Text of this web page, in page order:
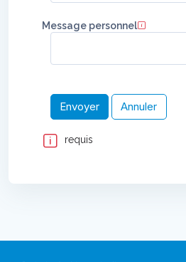
Message personnel
requis